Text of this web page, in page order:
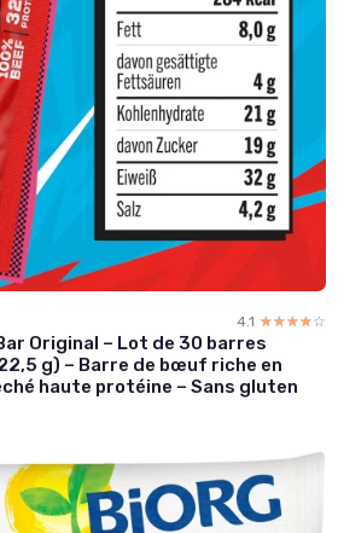
4.1 ☆☆☆☆☆
★★★★★
Original – Lot de 30 barres
g) – Barre de bœuf riche en
haute protéine – Sans gluten